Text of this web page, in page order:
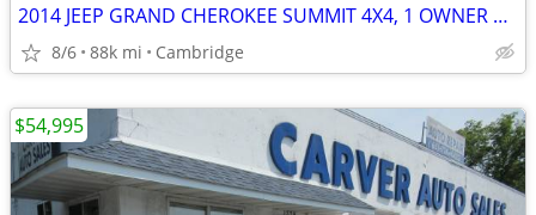
2014 JEEP GRAND CHEROKEE SUMMIT 4X4, 1 OWNER SUPER CLEAN ! ONLY 87,XXX
8/6 88k mi Cambridge
$54,995